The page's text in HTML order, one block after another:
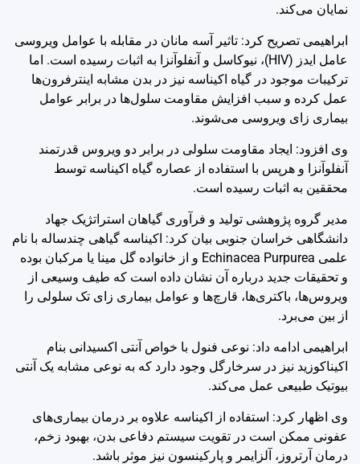
نمایان می‌کند.
ابراهیمی تصریح کرد: تاثیر آسه مانان در مقابله با عوامل ویروسی
عامل ایدز (HIV)، نیوکاسل و آنفلوآنزا به اثبات رسیده است. اما
ترکیبات موجود در گیاه اکیناسه نیز در بدن مشابه اینترفرون‌ها
عمل کرده و سبب افزایش مقاومت سلول‌ها در برابر عوامل
بیماری زای ویروسی می‌شوند.
وی افزود: ایجاد مقاومت سلولی در برابر دو ویروس قدرتمند
آنفلوآنزا و هرپس با استفاده از عصاره گیاه اکیناسه توسط
محققین به اثبات رسیده است.
مدیر گروه پژوهشی تولید و فرآوری گیاهان استراتژیک جهاد
دانشگاهی خراسان جنوبی بیان کرد: اکیناسه گیاهی چندساله با نام
علمی Echinacea Purpurea و از خانواده گل مینا یا مرکبان بوده
و تحقیقات جدید درباره آن نشان داده است که طیف وسیعی از
ویروس‌ها، باکتری‌ها، قارچ‌ها و عوامل بیماری زای تک سلولی را
از بین می‌برد.
ابراهیمی ادامه داد: نوعی فنول با خواص آنتی اکسیدانی بنام
اکیناکوزید نیز در سرخارگل وجود دارد که به نوعی مشابه یک آنتی
بیوتیک طبیعی عمل می‌کند.
وی اظهار کرد: استفاده از اکیناسه علاوه بر درمان بیماری‌های
عفونی ممکن است در تقویت سیستم دفاعی بدن، بهبود زخم،
درمان آرتروز، آلزایمر و پارکینسون نیز موثر باشد.